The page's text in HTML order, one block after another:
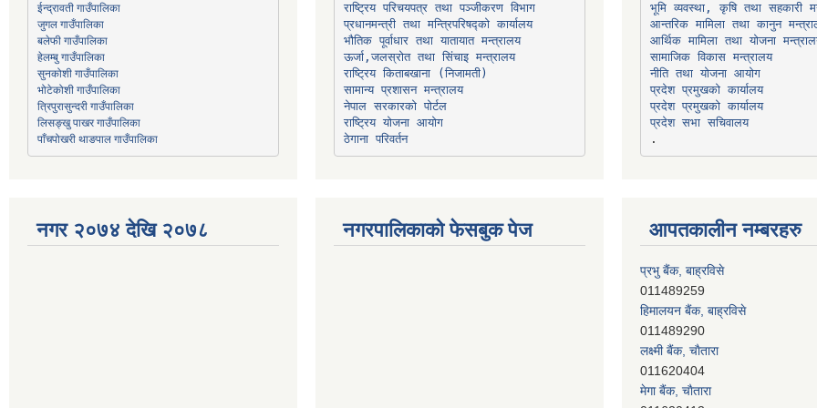
ईन्द्रावती गाउँपालिका
जुगल गाउँपालिका
बलेफी गाउँपालिका
हेलम्बु गाउँपालिका
सुनकोशी गाउँपालिका
भोटेकोशी गाउँपालिका
त्रिपुरासुन्दरी गाउँपालिका
लिसङ्खु पाखर गाउँपालिका
पाँचपोखरी थाङपाल गाउँपालिका
नगर २०७४ देखि २०७८
राष्ट्रिय परिचयपत्र तथा पञ्‍जीकरण विभाग
प्रधानमन्त्री तथा मन्त्रिपरिषद्को कार्यालय
भौतिक पूर्वाधार तथा यातायात मन्त्रालय
ऊर्जा,जलस्रोत तथा सिंचाइ मन्त्रालय
सामान्य प्रशासन मन्त्रालय
नेपाल सरकारको पोर्टल
राष्ट्रिय योजना आयोग
ठेगाना परिवर्तन
नगरपालिकाको फेसबुक पेज
भूमि व्यवस्था, कृषि तथा सहकारी
सामाजिक विकास मन्त्रालय
नीति तथा योजना आयोग
प्रदेश प्रमुखको कार्यालय
प्रदेश प्रमुखको कार्यालय
प्रदेश सभा सचिवालय
आपतकालीन नम्बरहरु
प्रभु बैंक, बाह्रविसे
011489259
हिमालयन बैंक, बाह्रविसे
011489290
लक्ष्मी बैंक, चाैतारा
011620404
मेगा बैंक, चाैतारा